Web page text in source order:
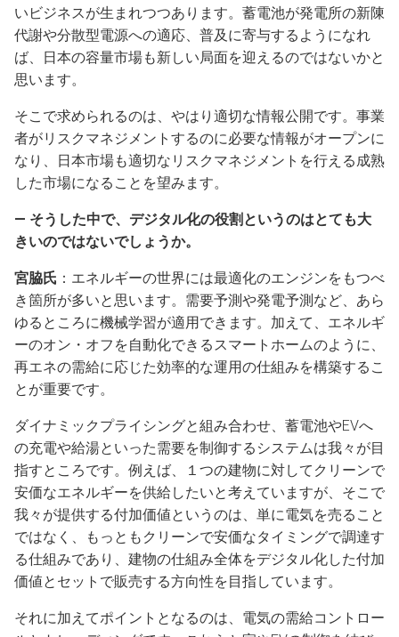
いビジネスが生まれつつあります。蓄電池が発電所の新陳
代謝や分散型電源への適応、普及に寄与するようになれ
ば、日本の容量市場も新しい局面を迎えるのではないかと
思います。
そこで求められるのは、やはり適切な情報公開です。事業
者がリスクマネジメントするのに必要な情報がオープンに
なり、日本市場も適切なリスクマネジメントを行える成熟
した市場になることを望みます。
― そうした中で、デジタル化の役割というのはとても大
きいのではないでしょうか。
宮脇氏 ：エネルギーの世界には最適化のエンジンをもつべ
き箇所が多いと思います。需要予測や発電予測など、あら
ゆるところに機械学習が適用できます。加えて、エネルギ
ーのオン・オフを自動化できるスマートホームのように、
再エネの需給に応じた効率的な運用の仕組みを構築するこ
とが重要です。
ダイナミックプライシングと組み合わせ、蓄電池やEVへ
の充電や給湯といった需要を制御するシステムは我々が目
指すところです。例えば、１つの建物に対してクリーンで
安価なエネルギーを供給したいと考えていますが、そこで
我々が提供する付加価値というのは、単に電気を売ること
ではなく、もっともクリーンで安価なタイミングで調達す
る仕組みであり、建物の仕組み全体をデジタル化した付加
価値とセットで販売する方向性を目指しています。
それに加えてポイントとなるのは、電気の需給コントロー